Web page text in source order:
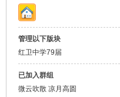
管理以下版块
红卫中学79届
已加入群组
微云吹散 凉月高圆